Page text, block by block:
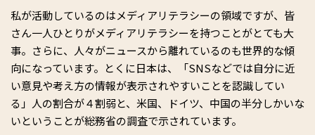
私が活動しているのはメディアリテラシーの領域ですが、皆
さん一人ひとりがメディアリテラシーを持つことがとても大
事。さらに、人々がニュースから離れているのも世界的な傾
向になっています。とくに日本は、「SNSなどでは自分に近
い意見や考え方の情報が表示されやすいことを認識してい
る」人の割合が４割弱と、米国、ドイツ、中国の半分しかいな
いということが総務省の調査で示されています。